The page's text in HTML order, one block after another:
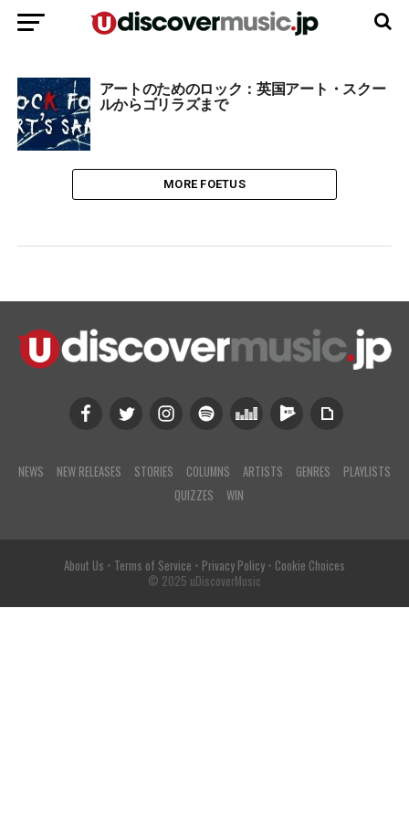
アートのためのロック：英国アート・スクー
ルからゴリラズまで
MORE FOETUS
NEWS NEW RELEASES STORIES COLUMNS ARTISTS GENRES
PLAYLISTS
QUIZZES
WIN
About Us • Terms of Service • Privacy Policy• Cookie Choices
© 2025 uDiscoverMusic